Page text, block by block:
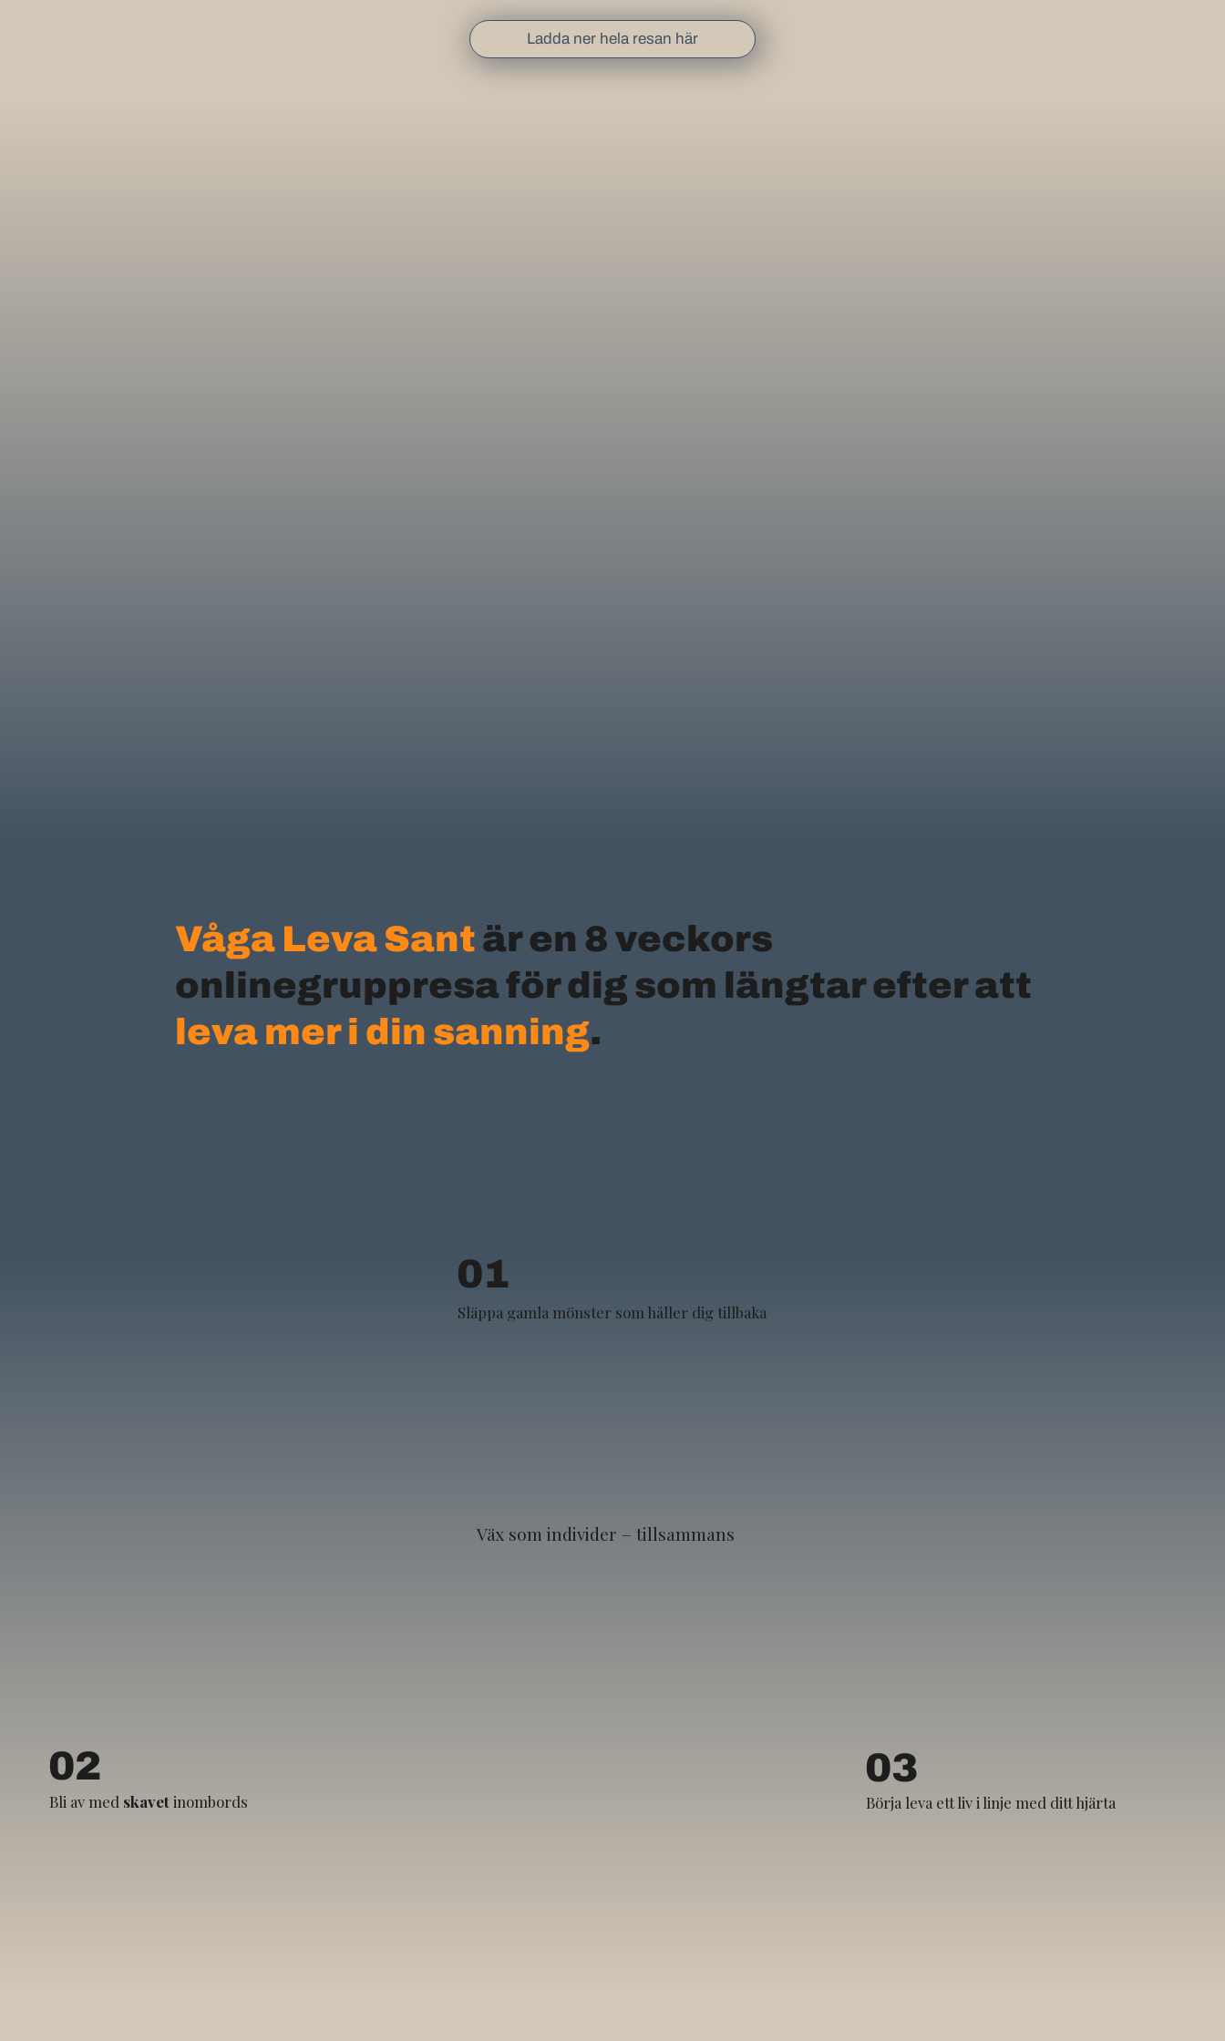
Ladda ner hela resan här
Våga Leva Sant är en 8 veckors
onlinegruppresa för dig som längtar efter att
leva mer i din sanning.
01
Släppa gamla mönster som håller dig tillbaka
Väx som individer – tillsammans
02
Bli av med skavetinombords
03
Börja leva ett liv i linje med ditt hjärta